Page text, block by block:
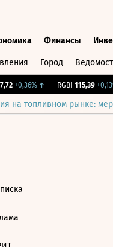
Финансы
Город
+0,36%↑ RGBI 115,39 +0,13%
на топливном рынке: